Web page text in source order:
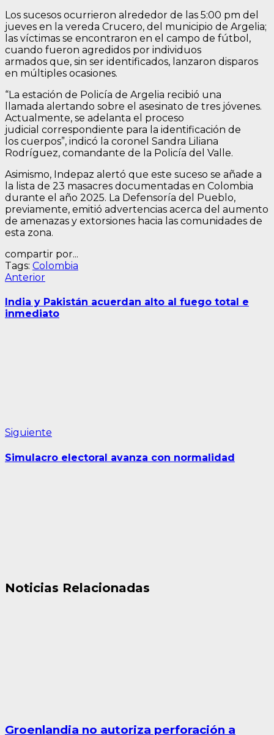
Los sucesos ocurrieron alrededor de las 5:00 pm del
jueves en la vereda Crucero, del municipio de Argelia;
las víctimas se encontraron en el campo de fútbol,
cuando fueron agredidos por individuos
armados que, sin ser identificados, lanzaron disparos
en múltiples ocasiones.
“La estación de Policía de Argelia recibió una
llamada alertando sobre el asesinato de tres jóvenes.
Actualmente, se adelanta el proceso
judicial correspondiente para la identificación de
los cuerpos”, indicó la coronel Sandra Liliana
Rodríguez, comandante de la Policía del Valle.
Asimismo, Indepaz alertó que este suceso se añade a
la lista de 23 masacres documentadas en Colombia
durante el año 2025. La Defensoría del Pueblo,
previamente, emitió advertencias acerca del aumento
de amenazas y extorsiones hacia las comunidades de
esta zona.
compartir por...
Tags: Colombia
Navegación
de
entradas
AnteriorEntrada
India y Pakistán acuerdan alto al fuego total e
inmediato
Siguiente
Simulacro electoral avanza con normalidad
Noticias Relacionadas
Groenlandia no autoriza perforación a